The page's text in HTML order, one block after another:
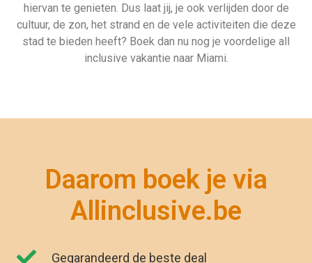
hiervan te genieten. Dus laat jij, je ook verlijden door de
cultuur, de zon, het strand en de vele activiteiten die deze
stad te bieden heeft? Boek dan nu nog je voordelige all
inclusive vakantie naar Miami.
Daarom boek je via
Allinclusive.be
Gegarandeerd de beste deal